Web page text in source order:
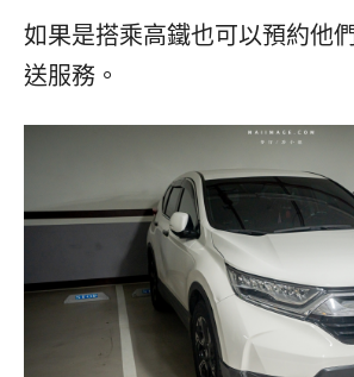
如果是搭乘高鐵也可以預約他
送服務。